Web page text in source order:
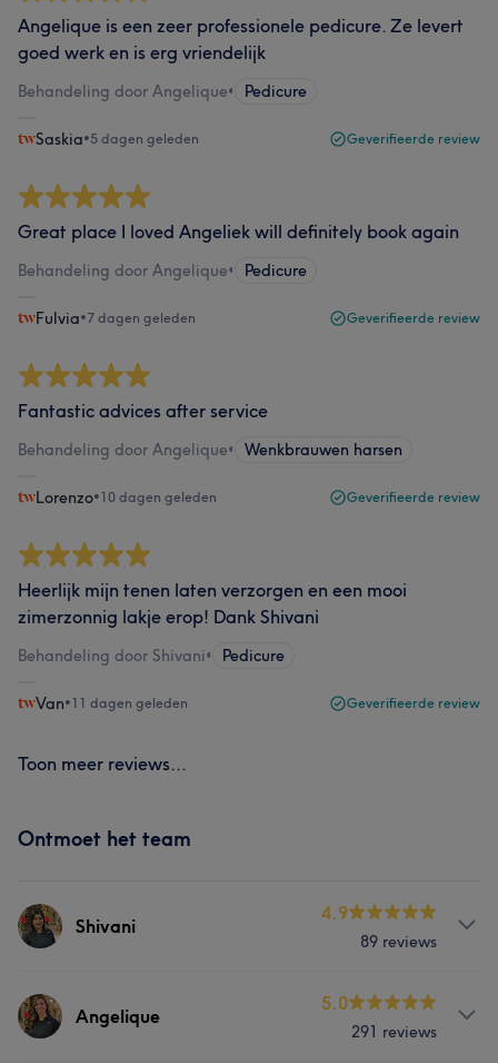
Angelique is een zeer professionele pedicure. Ze levert
goed werk en is erg vriendelijk
Behandeling door Angelique• Pedicure
Saskia•5 dagen geleden Geverifieerde review
Great place I loved Angeliek will definitely book again
Behandeling door Angelique• Pedicure
Fulvia•7 dagen geleden Geverifieerde review
Fantastic advices after service
Behandeling door Angelique• Wenkbrauwen harsen
Lorenzo•10 dagen geleden Geverifieerde review
Heerlijk mijn tenen laten verzorgen en een mooi
zimerzonnig lakje erop! Dank Shivani
Behandeling door Shivani• Pedicure
Van•11 dagen geleden Geverifieerde review
Toon meer reviews...
Ontmoet het team
Shivani
4.9
89 reviews
Behandelingen
Angelique
5.0
291 reviews